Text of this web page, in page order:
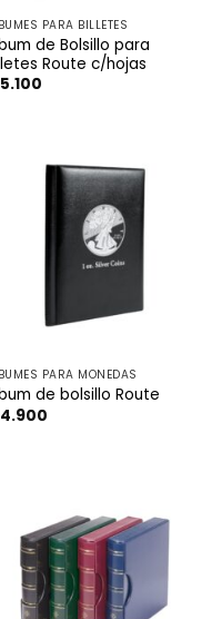
PARA BILLETES
de Bolsillo para
Route c/hojas
PARA MONEDAS
de bolsillo Route